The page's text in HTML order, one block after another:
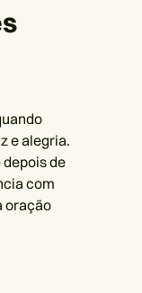
e alegria.
de
com
oração